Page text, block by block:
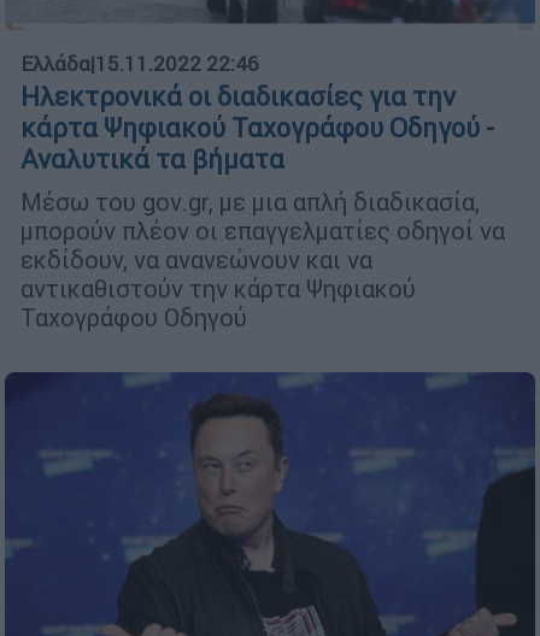
Ελλάδα|15.11.2022 22:46
Ηλεκτρονικά οι διαδικασίες για την
κάρτα Ψηφιακού Ταχογράφου Οδηγού -
Αναλυτικά τα βήματα
Μέσω του gov.gr, με μια απλή διαδικασία,
μπορούν πλέον οι επαγγελματίες οδηγοί να
εκδίδουν, να ανανεώνουν και να
αντικαθιστούν την κάρτα Ψηφιακού
Ταχογράφου Οδηγού